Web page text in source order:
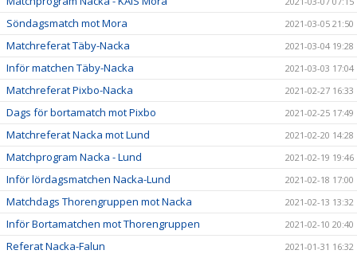
Söndagsmatch mot Mora 2021-03-05 21:50
Matchreferat Täby-Nacka 2021-03-04 19:28
Inför matchen Täby-Nacka 2021-03-03 17:04
Matchreferat Pixbo-Nacka 2021-02-27 16:33
Dags för bortamatch mot Pixbo 2021-02-25 17:49
Matchreferat Nacka mot Lund 2021-02-20 14:28
Matchprogram Nacka - Lund 2021-02-19 19:46
Inför lördagsmatchen Nacka-Lund 2021-02-18 17:00
Matchdags Thorengruppen mot Nacka 2021-02-13 13:32
Inför Bortamatchen mot Thorengruppen 2021-02-10 20:40
Referat Nacka-Falun 2021-01-31 16:32